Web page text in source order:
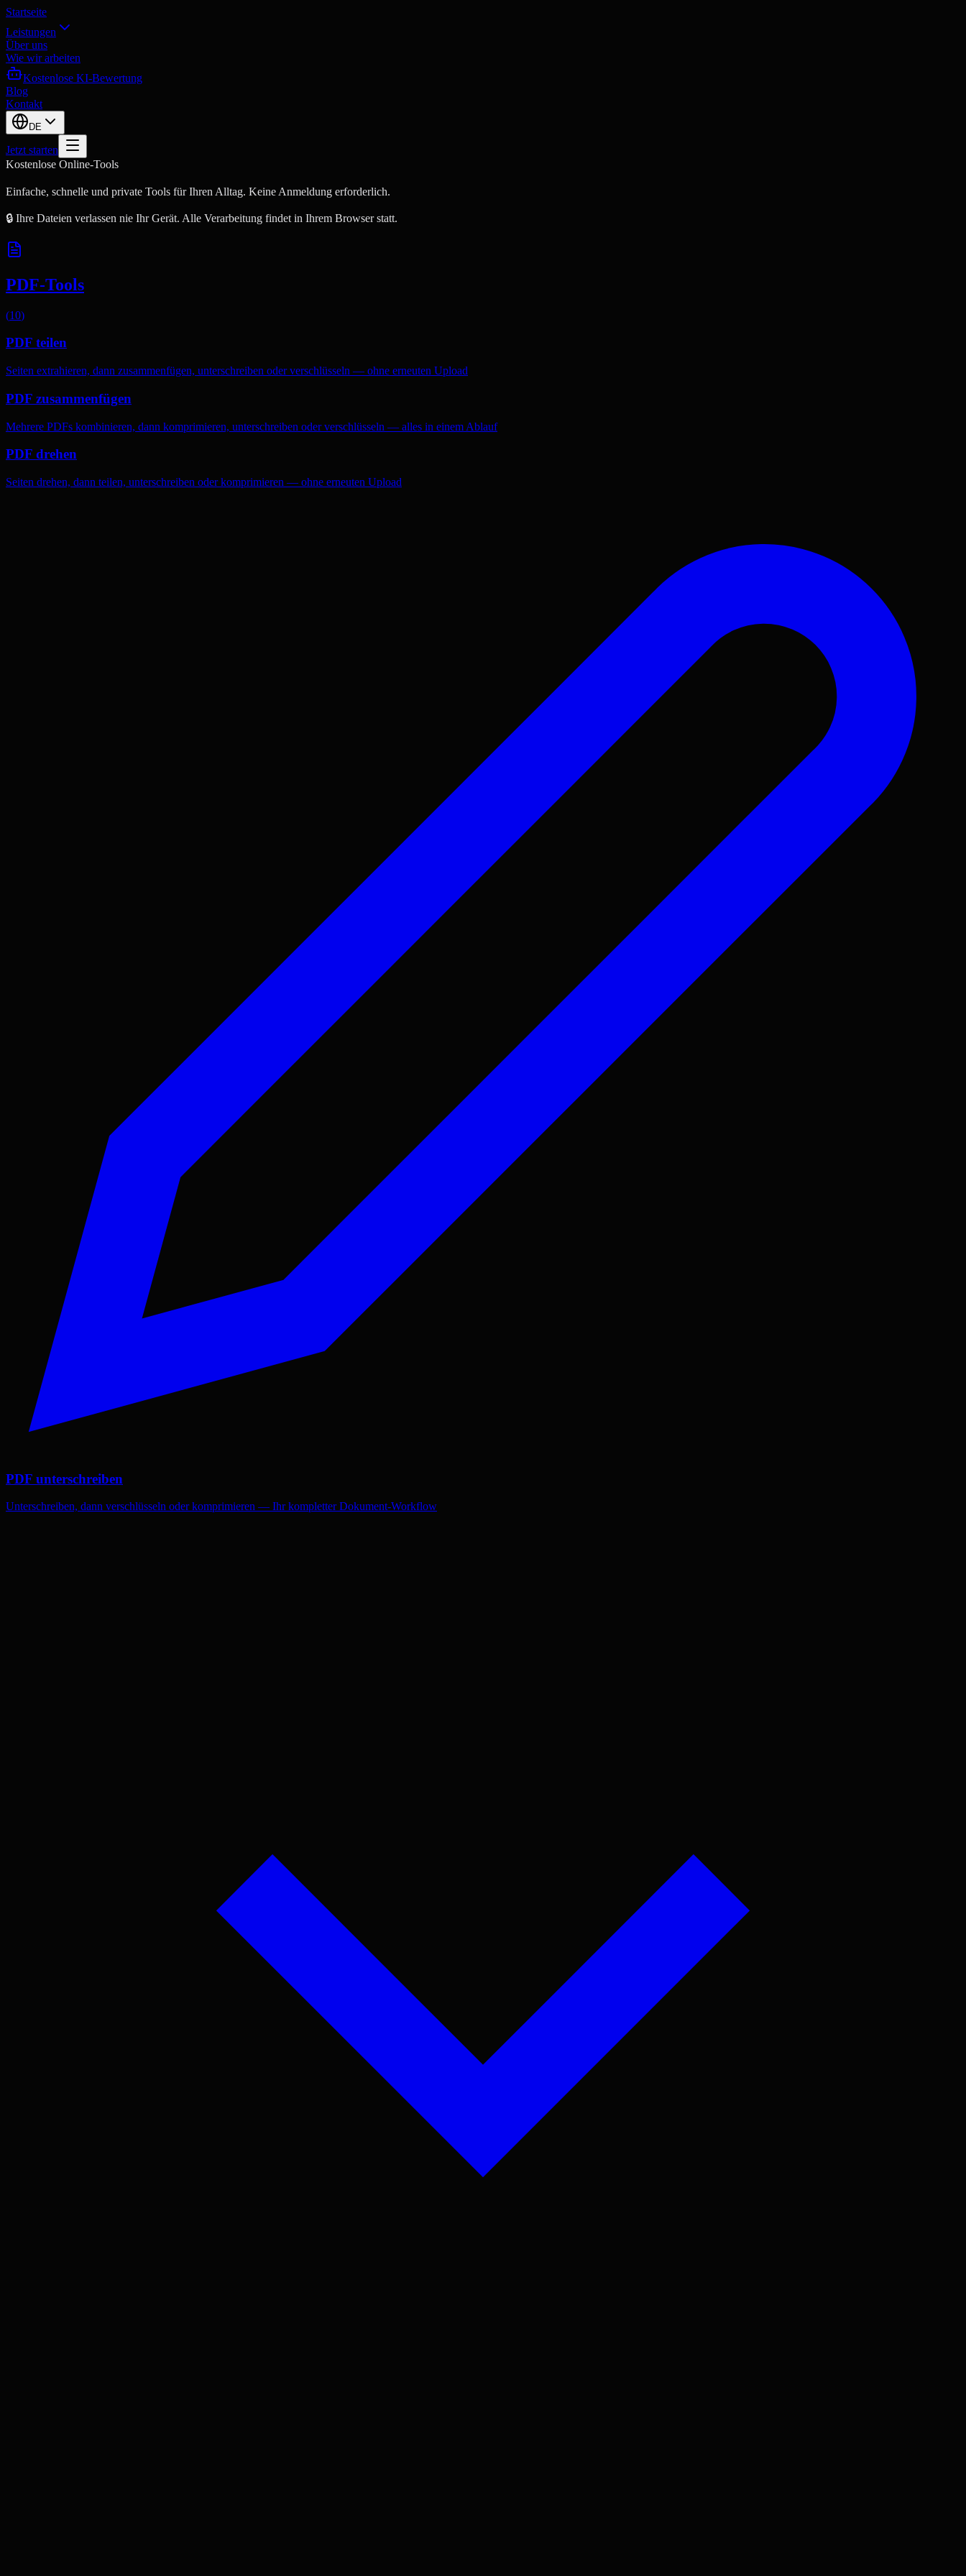
Startseite
Leistungen
Über uns
Wie wir arbeiten
Kostenlose KI-Bewertung
Blog
Kontakt
DE
Jetzt starten
Kostenlose Online-Tools
Einfache, schnelle und private Tools für Ihren Alltag. Keine Anmeldung erforderlich.
🔒 Ihre Dateien verlassen nie Ihr Gerät. Alle Verarbeitung findet in Ihrem Browser statt.
PDF-Tools
(10)
PDF teilen
Seiten extrahieren, dann zusammenfügen, unterschreiben oder verschlüsseln — ohne erneuten Upload
PDF zusammenfügen
Mehrere PDFs kombinieren, dann komprimieren, unterschreiben oder verschlüsseln — alles in einem Ablauf
PDF drehen
Seiten drehen, dann teilen, unterschreiben oder komprimieren — ohne erneuten Upload
PDF unterschreiben
Unterschreiben, dann verschlüsseln oder komprimieren — Ihr kompletter Dokument-Workflow